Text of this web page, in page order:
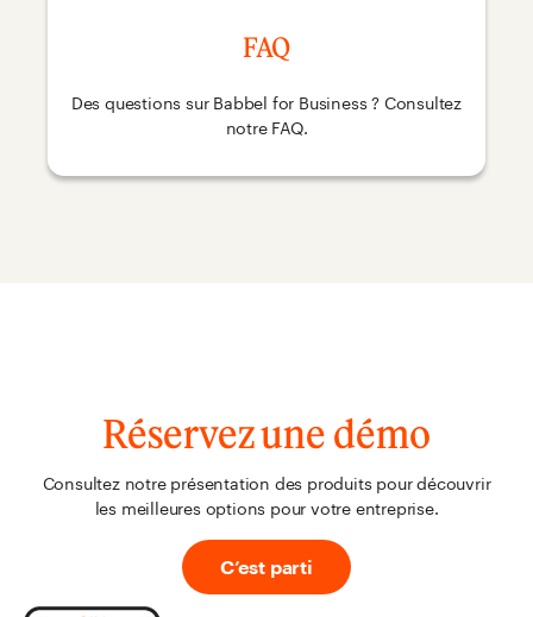
FAQ
Des questions sur Babbel for Business ? Consultez
notre FAQ.
Réservez une démo
Consultez notre présentation des produits pour découvrir
les meilleures options pour votre entreprise.
C’est parti